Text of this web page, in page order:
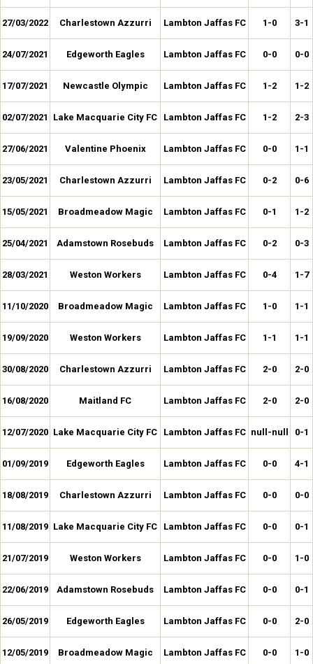
27/03/2022 Charlestown Azzurri Lambton Jaffas FC 1-0 3-1
24/07/2021 Edgeworth Eagles Lambton Jaffas FC 0-0 0-0
17/07/2021 Newcastle Olympic Lambton Jaffas FC 1-2 1-2
02/07/2021 Lake Macquarie City FC Lambton Jaffas FC 1-2 2-3
27/06/2021 Valentine Phoenix Lambton Jaffas FC 0-0 1-1
23/05/2021 Charlestown Azzurri Lambton Jaffas FC 0-2 0-6
15/05/2021 Broadmeadow Magic Lambton Jaffas FC 0-1 1-2
25/04/2021 Adamstown Rosebuds Lambton Jaffas FC 0-2 0-3
28/03/2021 Weston Workers Lambton Jaffas FC 0-4 1-7
11/10/2020 Broadmeadow Magic Lambton Jaffas FC 1-0 1-1
19/09/2020 Weston Workers Lambton Jaffas FC 1-1 1-1
30/08/2020 Charlestown Azzurri Lambton Jaffas FC 2-0 2-0
16/08/2020 Maitland FC Lambton Jaffas FC 2-0 2-0
12/07/2020 Lake Macquarie City FC Lambton Jaffas FC null-null 0-1
01/09/2019 Edgeworth Eagles Lambton Jaffas FC 0-0 4-1
18/08/2019 Charlestown Azzurri Lambton Jaffas FC 0-0 0-0
11/08/2019 Lake Macquarie City FC Lambton Jaffas FC 0-0 0-1
21/07/2019 Weston Workers Lambton Jaffas FC 0-0 1-0
22/06/2019 Adamstown Rosebuds Lambton Jaffas FC 0-0 0-1
26/05/2019 Edgeworth Eagles Lambton Jaffas FC 0-0 2-0
12/05/2019 Broadmeadow Magic Lambton Jaffas FC 0-0 1-0